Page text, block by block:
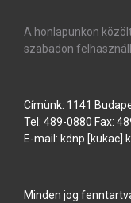
A honlapunkon
szabadon
Címünk: 1141
Tel: 489-0880 Fax:
E-mail: kdnp [kukac]
Minden jog